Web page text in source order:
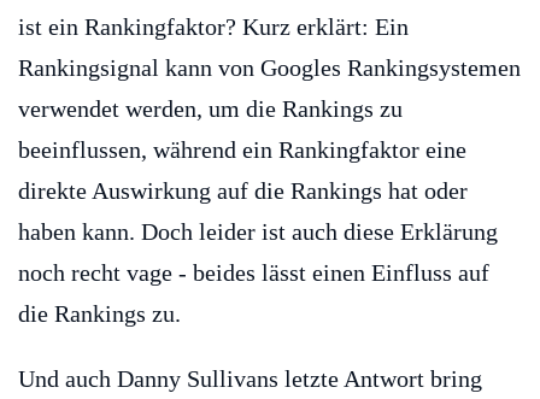
ist ein Rankingfaktor? Kurz erklärt: Ein
Rankingsignal kann von Googles Rankingsystemen
verwendet werden, um die Rankings zu
beeinflussen, während ein Rankingfaktor eine
direkte Auswirkung auf die Rankings hat oder
haben kann. Doch leider ist auch diese Erklärung
noch recht vage - beides lässt einen Einfluss auf
die Rankings zu.
Und auch Danny Sullivans letzte Antwort bring